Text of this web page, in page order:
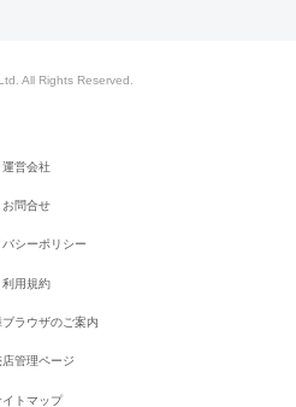
All Rights Reserved.
運営会社
お問合せ
バシーポリシー
利用規約
ブラウザのご案内
店管理ページ
イトマップ